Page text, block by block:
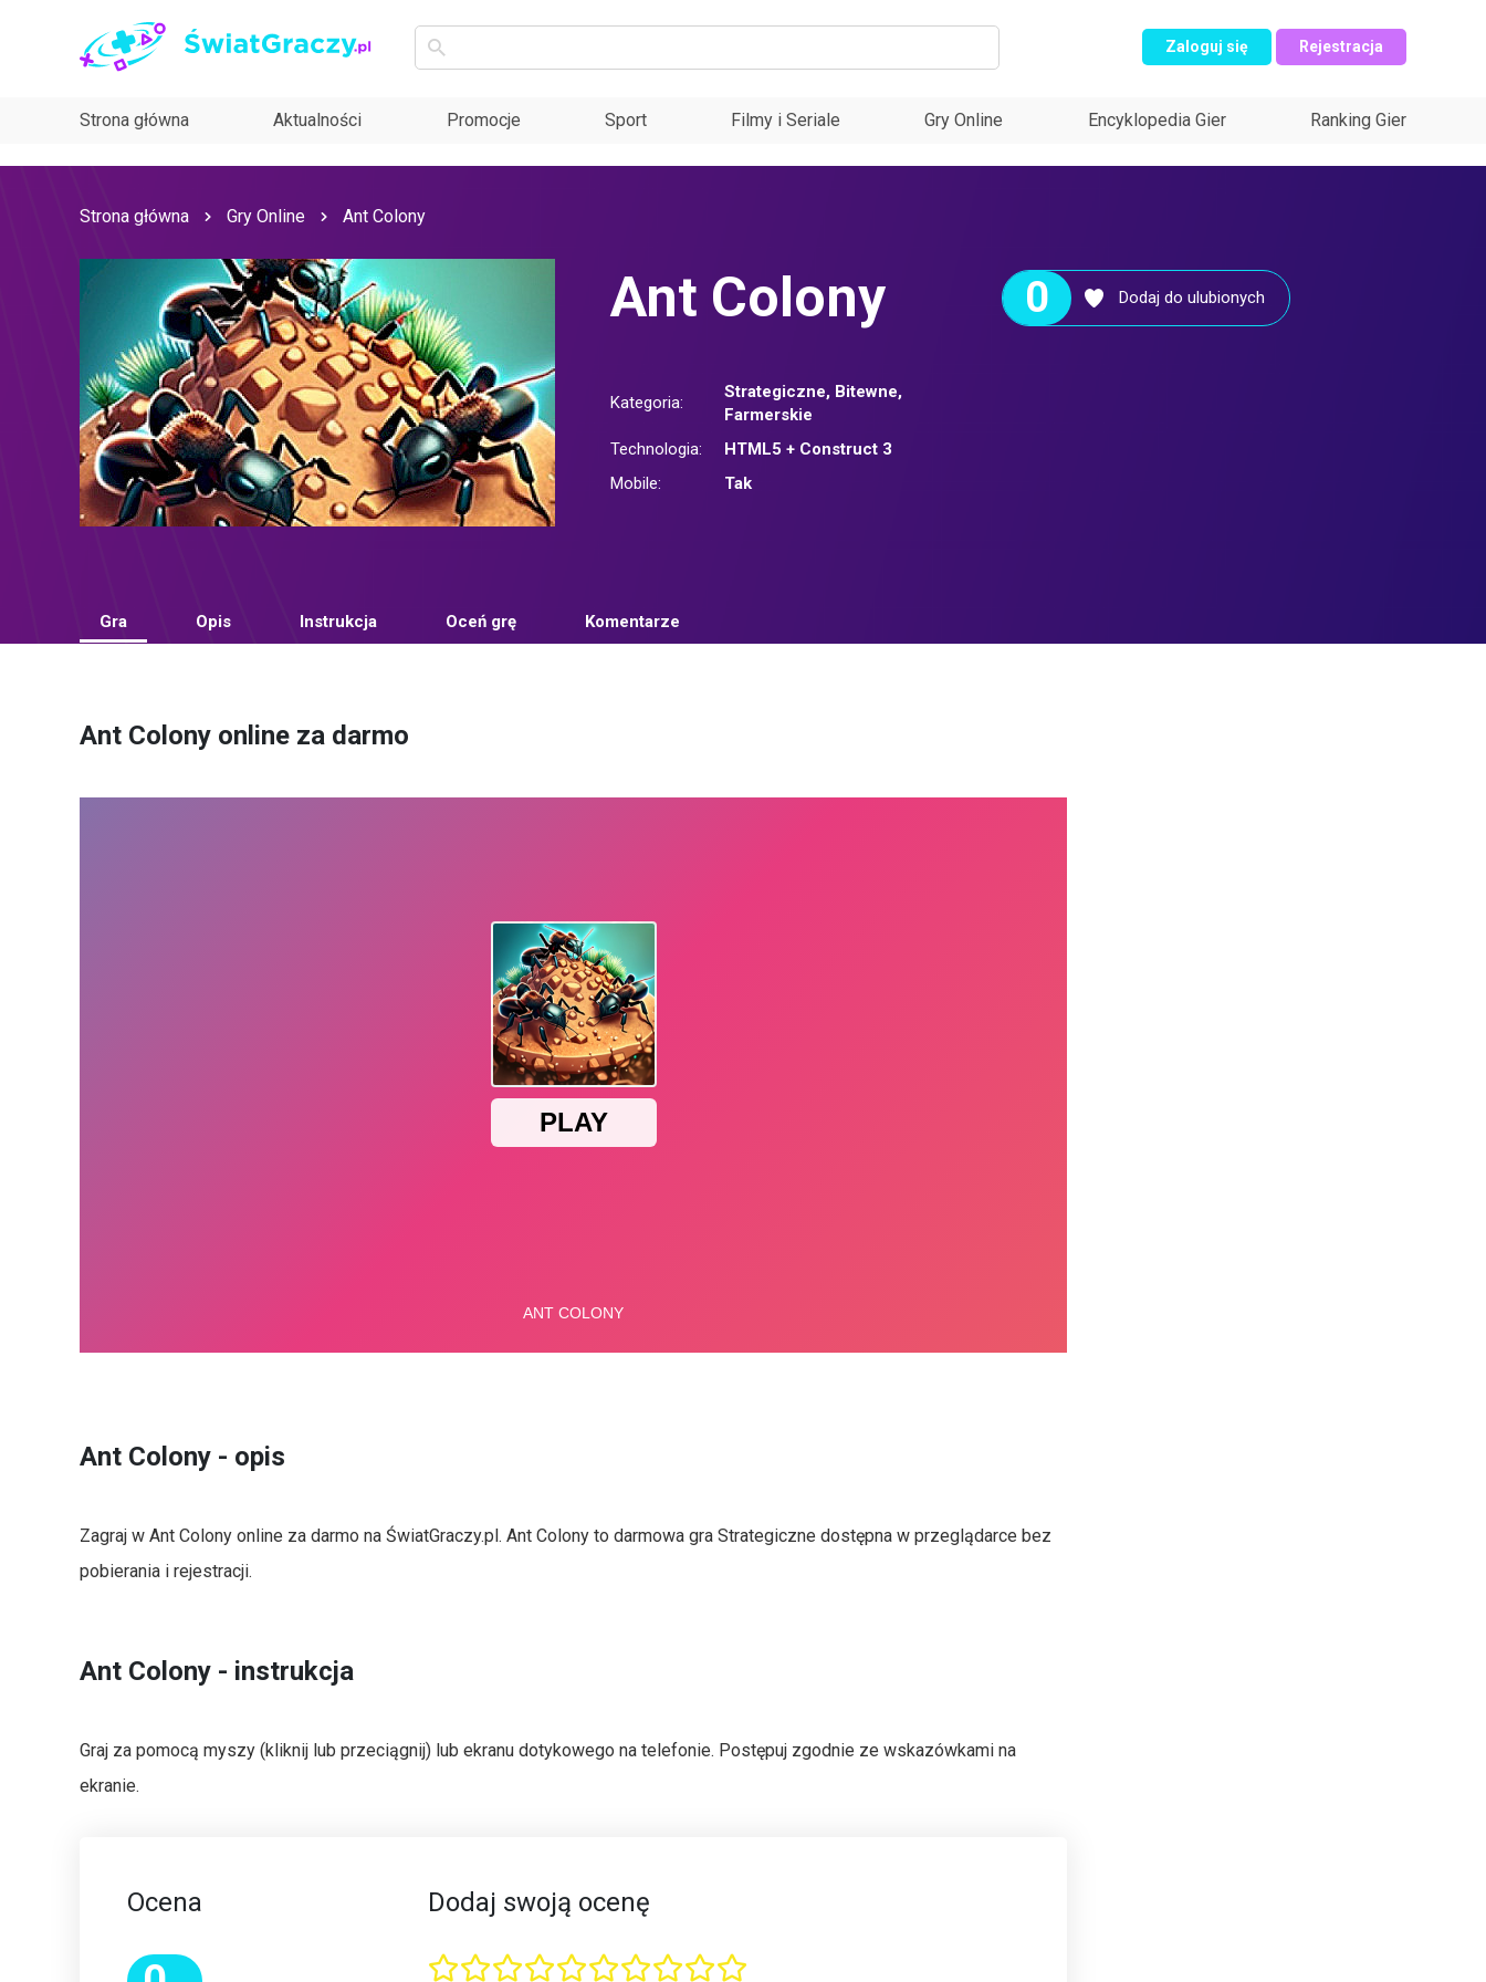
Zaloguj się Rejestracja
Strona główna Aktualności Promocje Sport Filmy i Seriale Gry Online Encyklopedia Gier Ranking Gier
Strona główna Gry Online Ant Colony
Ant Colony 0 Dodaj do ulubionych
Kategoria:
Strategiczne, Bitewne,
Farmerskie
Technologia:
HTML5 + Construct 3
Mobile:
Tak
Gra Opis Instrukcja Oceń grę Komentarze
Ant Colony online za darmo
Ant Colony - opis
Zagraj w Ant Colony online za darmo na ŚwiatGraczy.pl. Ant Colony to darmowa gra Strategiczne dostępna w przeglądarce bez
pobierania i rejestracji.
Ant Colony - instrukcja
Graj za pomocą myszy (kliknij lub przeciągnij) lub ekranu dotykowego na telefonie. Postępuj zgodnie ze wskazówkami na
ekranie.
Ocena Dodaj swoją ocenę